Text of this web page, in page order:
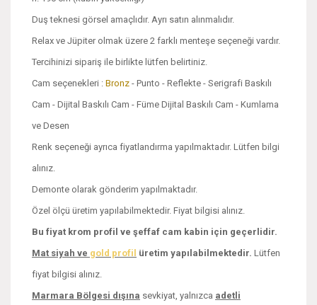
Duş teknesi görsel amaçlıdır. Ayrı satın alınmalıdır.
Relax ve Jüpiter olmak üzere 2 farklı menteşe seçeneği vardır.
Tercihinizi sipariş ile birlikte lütfen belirtiniz.
Cam seçenekleri : Bronz - Punto - Reflekte - Serigrafi Baskılı
Cam - Dijital Baskılı Cam - Füme Dijital Baskılı Cam - Kumlama
ve Desen
Renk seçeneği ayrıca fiyatlandırma yapılmaktadır. Lütfen bilgi
alınız.
Demonte olarak gönderim yapılmaktadır.
Özel ölçü üretim yapılabilmektedir. Fiyat bilgisi alınız.
Bu fiyat krom profil ve şeffaf cam kabin için geçerlidir.
Mat siyah ve gold profil üretim yapılabilmektedir. Lütfen
fiyat bilgisi alınız.
Marmara Bölgesi dışına sevkiyat, yalnızca adetli